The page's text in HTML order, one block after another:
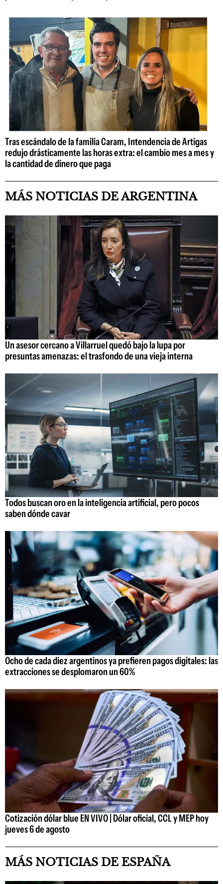
Tras escándalo de la familia Caram, Intendencia de Artigas
redujo drásticamente las horas extra: el cambio mes a mes y
la cantidad de dinero que paga
MÁS NOTICIAS DE ARGENTINA
Un asesor cercano a Villarruel quedó bajo la lupa por
presuntas amenazas: el trasfondo de una vieja interna
Todos buscan oro en la inteligencia artificial, pero pocos
saben dónde cavar
Ocho de cada diez argentinos ya prefieren pagos digitales: las
extracciones se desplomaron un 60%
Cotización dólar blue EN VIVO | Dólar oficial, CCL y MEP hoy
jueves 6 de agosto
MÁS NOTICIAS DE ESPAÑA